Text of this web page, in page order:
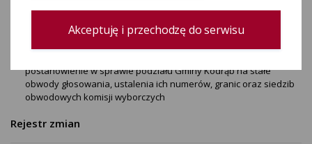
wyborczych
postanowienie w sprawie podziału Gminy Kodrąb na stałe
obwody głosowania, ustalenia ich numerów, granic oraz siedzib
obwodowych komisji wyborczych
Rejestr zmian
Akceptuję i przechodzę do serwisu